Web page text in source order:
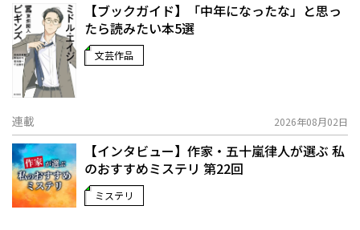
【ブックガイド】「中年になったな」と思っ
たら読みたい本5選
文芸作品
連載 2026年08月02日
【インタビュー】作家・五十嵐律人が選ぶ 私
のおすすめミステリ 第22回
ミステリ